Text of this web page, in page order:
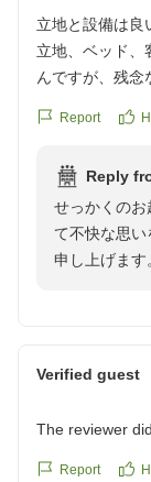
立地と設備は良
立地、ベッド、
んですが、残念
髪の毛やプラス
領収書の宛名
で、問題はそ
その後にわざ
とが残念でし
最後の対応によ
https://
Report
Reply
せっかくのお
て不快な思
申し上げます
加えて、チ
がとうござ
Verified guest
The reviewer
Report